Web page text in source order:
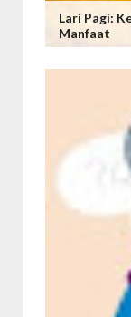
Lari Pagi:
Manfaat